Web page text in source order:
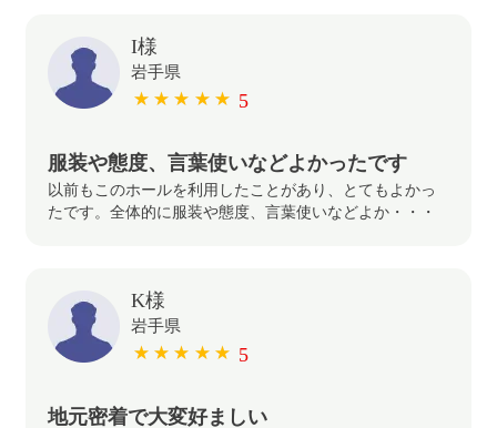
I様
岩手県
5
服装や態度、言葉使いなどよかったです
以前もこのホールを利用したことがあり、とてもよかっ
たです。全体的に服装や態度、言葉使いなどよか・・・
K様
岩手県
5
地元密着で大変好ましい